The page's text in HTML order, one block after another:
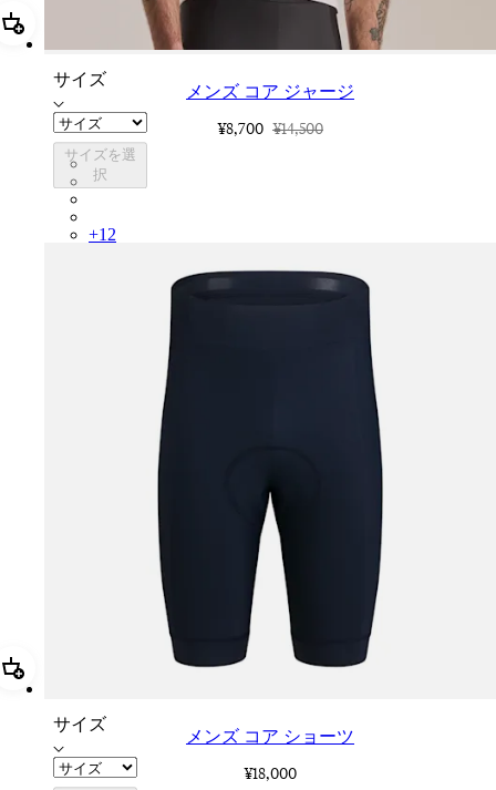
追加 メンズ コア ジャージ
サイズ
サイズを選
択
メンズ コア ジャージ
¥8,700 ¥14,500
COR05XXLMW
COR05XXMBW
+12
追加 メンズ コア ショーツ
サイズ
メンズ コア ショーツ
¥18,000